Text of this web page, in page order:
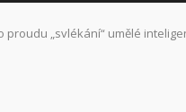
proudu „svlékání“ umělé